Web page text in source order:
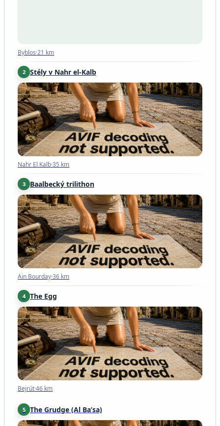
Byblos·21 km
2 Stély v Nahr el-Kalb
Nahr El Kalb·35 km
Nahr El Kalb·35 km
3 Baalbecký trilithon
Ain Bourday·36 km
Ain Bourday·36 km
4 The Egg
Bejrút·46 km
Bejrút·46 km
5 The Grudge (Al Ba’sa)